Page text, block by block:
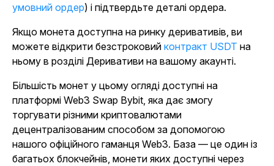
умовний ордер) і підтвердьте деталі ордера.
Якщо монета доступна на ринку деривативів, ви
можете відкрити безстроковий контракт USDT на
ньому в розділі Деривативи на вашому акаунті.
Більшість монет у цьому огляді доступні на
платформі Web3 Swap Bybit, яка дає змогу
торгувати різними криптовалютами
децентралізованим способом за допомогою
нашого офіційного гаманця Web3. База — це один із
багатьох блокчейнів, монети яких доступні через